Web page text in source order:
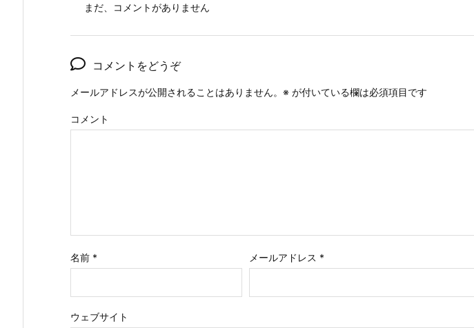
まだ、コメントがありません
コメントをどうぞ
メールアドレスが公開されることはありません。 ※ が付いている欄は必須項目です
コメント
名前 * メールアドレス *
ウェブサイト